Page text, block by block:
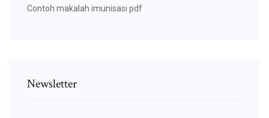
Contoh makalah imunisasi pdf
Newsletter